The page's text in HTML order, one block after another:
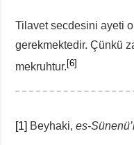
Tilavet secdesini ayeti
gerekmektedir. Çünkü
mekruhtur.[6]
[1] Beyhaki,es-